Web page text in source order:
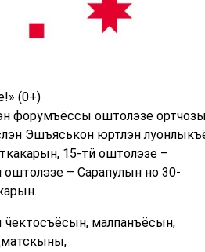
(0+)
форумъёссы оштолэзе
Эшъяськон юртлэн
15-тӥ оштолэзе –
– Сарапулын но 30-
малпанъёсын,